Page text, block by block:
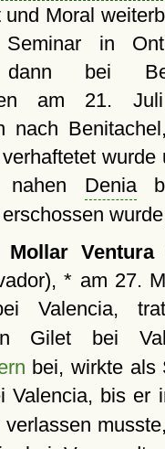
und Moral
in
dann bei
am 21.
nach
wurde
nahen Denia
Mollar Ventura
* am 27.
Valencia,
bei
bei, wirkte als
Valencia, bis er